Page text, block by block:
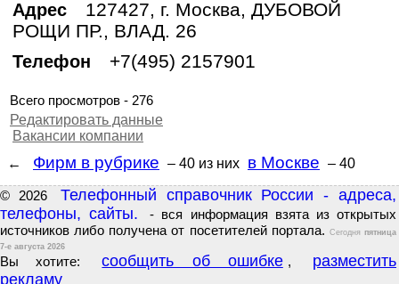
Адрес
127427, г. Москва, ДУБОВОЙ
РОЩИ ПР., ВЛАД. 26
Телефон +7(495) 2157901
Всего просмотров - 276
Редактировать данные
Вакансии компании
←
Фирм в рубрике – 40 из них в Москве – 40
© 2026
Телефонный справочник России - адреса,
телефоны, сайты.
- вся информация взята из открытых
источников либо получена от посетителей портала. Сегодняпятница
7-е августа 2026
Вы хотите: сообщить об ошибке ,
разместить
рекламу